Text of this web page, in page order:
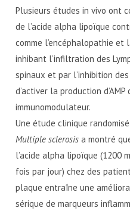
Plusieurs études in vivo ont
de l’acide alpha lipoïque
comme l’encéphalopathie
inhibant l’infiltration des
spinaux et par l’inhibition
d’activer la production
immunomodulateur.
Une étude clinique
Multiple sclerosisa montré
l’acide alpha lipoïque (1200
fois par jour) chez des
plaque entraîne une
sérique de marqueurs